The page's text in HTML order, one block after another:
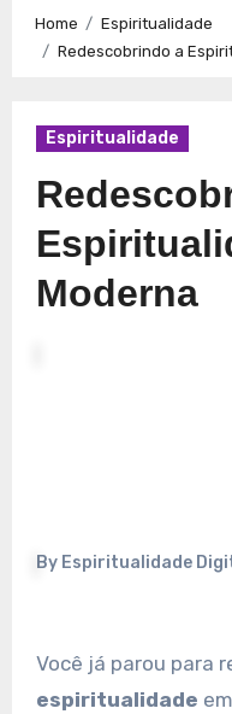
Caminhos para a
Espiritualidade:
Home
Espiritualidade
Redescobrindo a
Espiritualidade
Moderna
By Espiritualidade
Você já parou para
espiritualidade